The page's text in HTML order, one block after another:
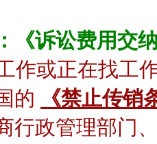
《诉讼费用交
作或正在找工
的
《禁止传销
行政管理部门